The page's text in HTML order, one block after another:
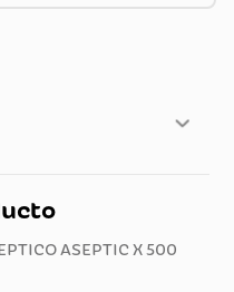
ASEPTIC X 500